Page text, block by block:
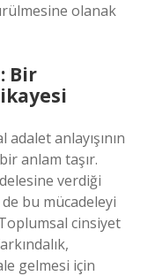
olanak
Bir
anlayışının
anlam taşır.
verdiği
bu mücadeleyi
cinsiyet
gelmesi için